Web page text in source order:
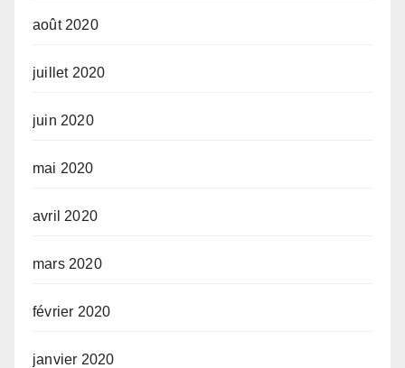
août 2020
juillet 2020
juin 2020
mai 2020
avril 2020
mars 2020
février 2020
janvier 2020